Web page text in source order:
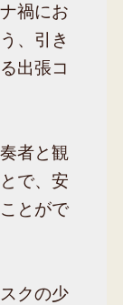
禍にお
、引き
出張コ
者と観
で、安
とがで
クの少